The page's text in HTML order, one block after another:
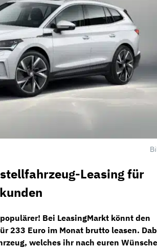
Leasing für
Bei LeasingMarkt könnt den
233 Euro im Monat brutto leasen.
welches ihr nach euren